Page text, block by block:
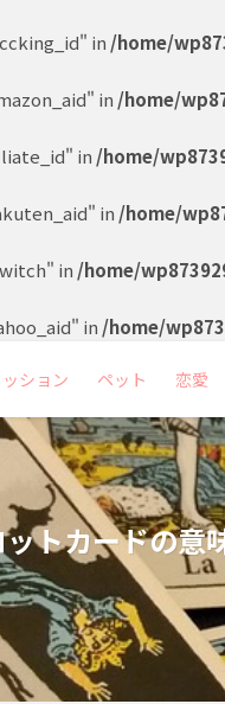
in /home/
in /home/
in /home/
in /home/
in /home/
in /home/
ション ペット 恋愛
ットカードの